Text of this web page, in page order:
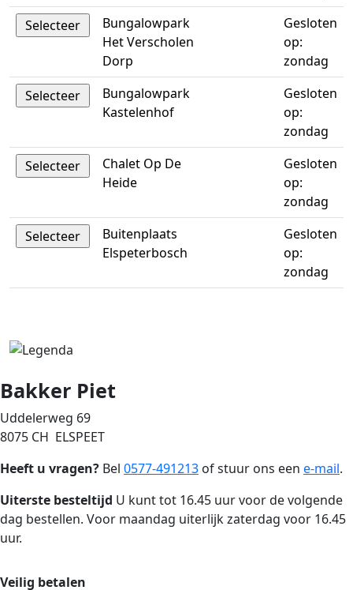
Bungalowpark
Het Verscholen
Dorp
Gesloten
op:
zondag
Bungalowpark
Kastelenhof
Gesloten
op:
zondag
Chalet Op De
Heide
Gesloten
op:
zondag
Buitenplaats
Elspeterbosch
Gesloten
op:
zondag
Bakker Piet
Uddelerweg 69
8075 CH ELSPEET
Heeft u vragen? Bel 0577-491213 of stuur ons een e-mail.
Uiterste besteltijd U kunt tot 16.45 uur voor de volgende
dag bestellen. Voor maandag uiterlijk zaterdag voor 16.45
uur.
Veilig betalen